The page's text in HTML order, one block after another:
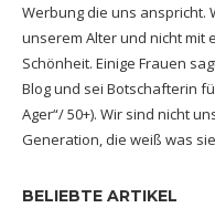
Werbung die uns anspricht.
unserem Alter und nicht mit
Schönheit. Einige Frauen
Blog und sei Botschafterin
Ager“/ 50+). Wir sind nicht
Generation, die weiß was
BELIEBTE ARTIKEL